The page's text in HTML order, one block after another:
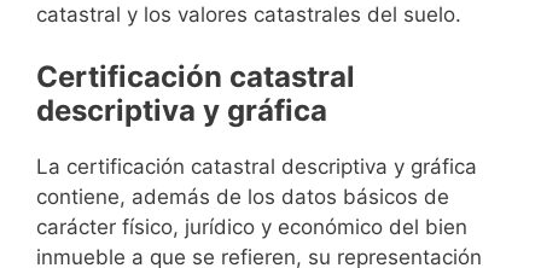
catastral y los valores catastrales del suelo.
Certificación catastral
descriptiva y gráfica
La certificación catastral descriptiva y gráfica
contiene, además de los datos básicos de
carácter físico, jurídico y económico del bien
inmueble a que se refieren, su representación